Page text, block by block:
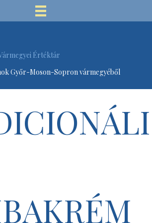
Értéktár
Győr-Moson-Sopron vármegyéből